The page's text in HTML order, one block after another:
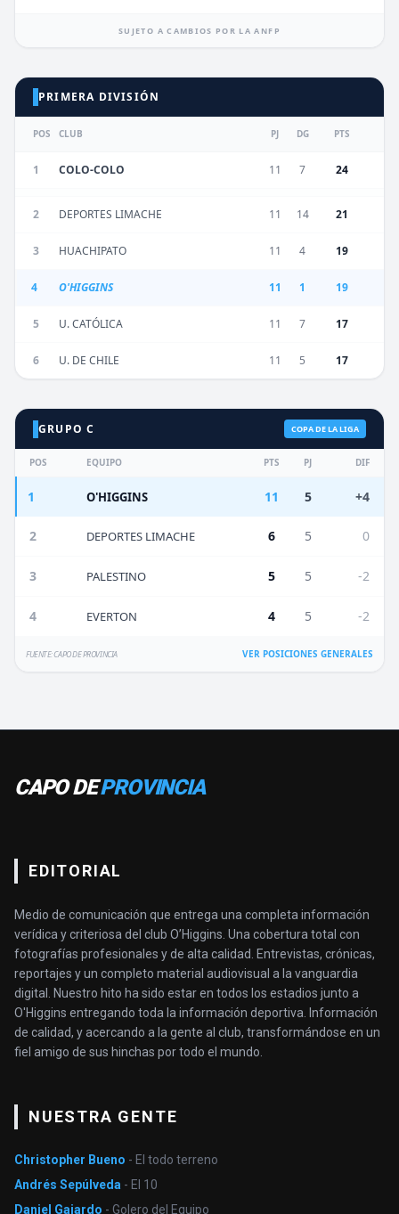
SUJETO A CAMBIOS POR LA ANFP
PRIMERA DIVISIÓN
POS CLUB PJ DG PTS
1 COLO-COLO 11 7 24
2 DEPORTES LIMACHE 11 14 21
3 HUACHIPATO 11 4 19
4 O'HIGGINS 11 1 19
5 U. CATÓLICA 11 7 17
6 U. DE CHILE 11 5 17
GRUPO C COPA DE LA LIGA
POS EQUIPO PTS PJ DIF
1 O'HIGGINS 11 5 +4
2 DEPORTES LIMACHE 6 5 0
3 PALESTINO 5 5 -2
4 EVERTON 4 5 -2
FUENTE: CAPO DE PROVINCIA VER POSICIONES GENERALES
CAPO DEPROVINCIA
EDITORIAL
Medio de comunicación que entrega una completa información
verídica y criteriosa del club O’Higgins. Una cobertura total con
fotografías profesionales y de alta calidad. Entrevistas, crónicas,
reportajes y un completo material audiovisual a la vanguardia
digital. Nuestro hito ha sido estar en todos los estadios junto a
O'Higgins entregando toda la información deportiva. Información
de calidad, y acercando a la gente al club, transformándose en un
fiel amigo de sus hinchas por todo el mundo.
NUESTRA GENTE
Christopher Bueno - El todo terreno
Andrés Sepúlveda - El 10
Daniel Gajardo - Golero del Equipo